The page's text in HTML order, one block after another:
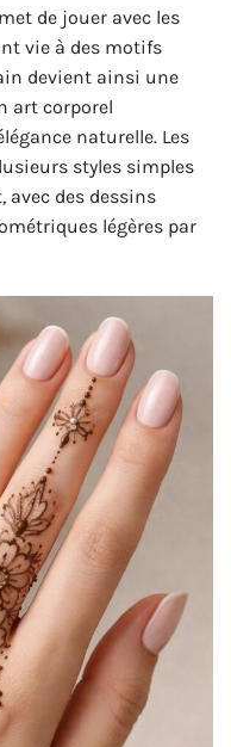
de jouer avec les
vie à des motifs
devient ainsi une
art corporel
naturelle. Les
styles simples
avec des dessins
légères par